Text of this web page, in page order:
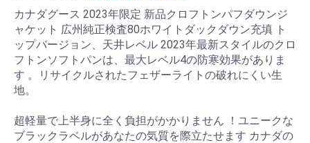
カナダグース 2023年限定 新品クロフトンパフダウンジ
ャケット 広州純正検査80ホワイトダックダウン充填 ト
ップバージョン、天井レベル 2023年最新スタイルのクロ
フトンソフトパンは、最大レベル4の防寒効果がありま
す 。リサイクルされたフェザーライトの破れにくい生
地。
超軽量で上半身に全く負担がかかりません ！ユニークな
ブラックラベルがあなたの気質を際立たせます カナダの